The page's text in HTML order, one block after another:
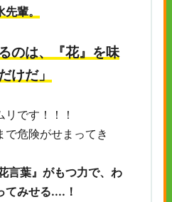
輩。
のは、『花』を味
けだ」
です！！！
で危険がせまってき
言葉』がもつ力で、わ
てみせる....！